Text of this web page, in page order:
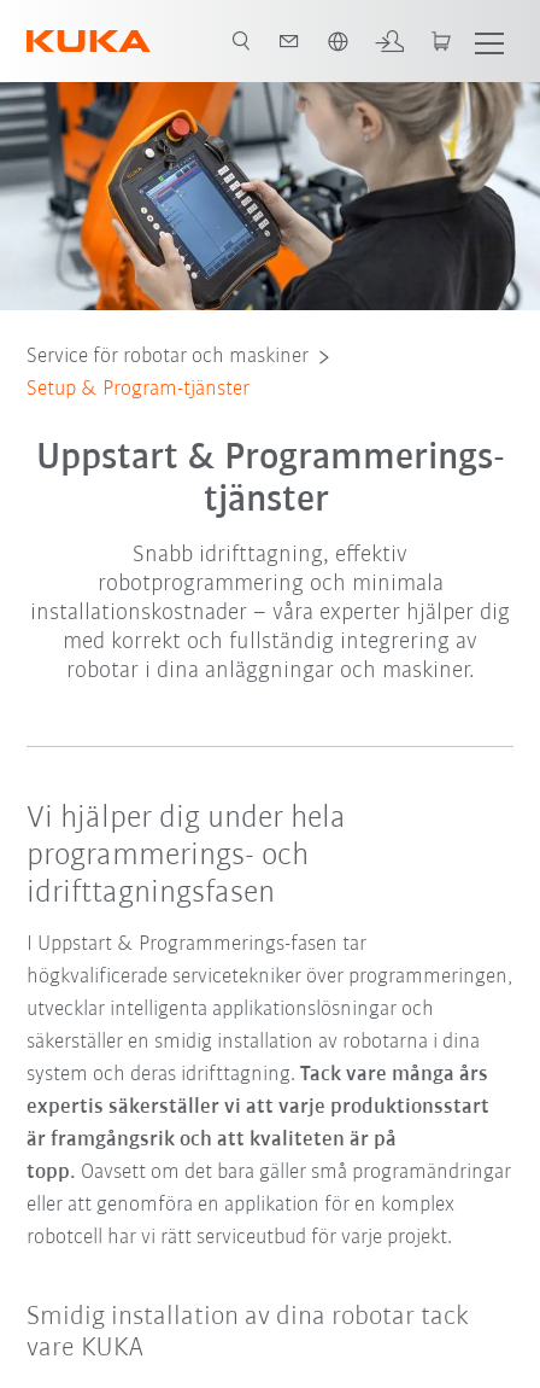
Fördelar Plan & Select-tjänster Contact Alla servicetjänster
Service för robotar och maskiner
Setup & Program-tjänster
Uppstart & Programmerings-
tjänster
Snabb idrifttagning, effektiv
robotprogrammering och minimala
installationskostnader – våra experter hjälper dig
med korrekt och fullständig integrering av
robotar i dina anläggningar och maskiner.
Vi hjälper dig under hela
programmerings- och
idrifttagningsfasen
I Uppstart & Programmerings-fasen tar
högkvalificerade servicetekniker över programmeringen,
utvecklar intelligenta applikationslösningar och
säkerställer en smidig installation av robotarna i dina
system och deras idrifttagning.Tack vare många års
expertis säkerställer vi att varje produktionsstart
är framgångsrik och att kvaliteten är på
topp. Oavsett om det bara gäller små programändringar
eller att genomföra en applikation för en komplex
robotcell har vi rätt serviceutbud för varje projekt.
Smidig installation av dina robotar tack
vare KUKA